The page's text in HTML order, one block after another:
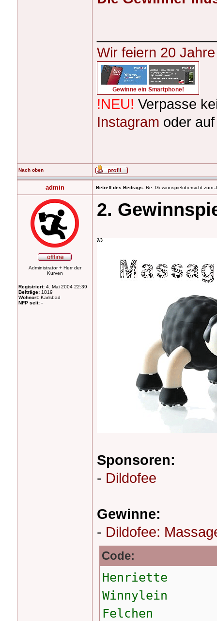
Wir feiern 20
!NEU! Verpasse
Instagram oder
Nach oben
admin Betreff des Beitrags: Re: Gewinnspielübersicht zum
Administrator + Herr der
Kurven
Registriert: 4. Mai 2004 22:39
Beiträge: 1819
Wohnort: Karlsbad
NFP seit: -
2.
Sponsoren:
- Dildofee
Gewinne:
- Dildofee:
Code:
Henriette
Winnylein
Felchen